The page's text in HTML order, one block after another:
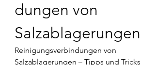
dungen von
Salzablagerungen
Reinigungsverbindungen von
Salzablagerungen – Tipps und Tricks